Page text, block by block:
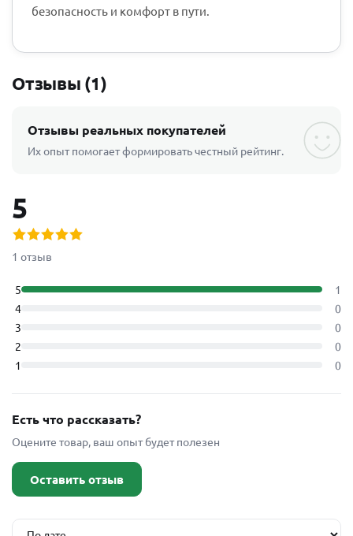
безопасность и комфорт в пути.
Отзывы (1)
Отзывы реальных покупателей
Их опыт помогает формировать честный рейтинг.
5
1 отзыв
5
1
4
0
3
0
2
0
1
0
Есть что рассказать?
Оцените товар, ваш опыт будет полезен
Оставить отзыв